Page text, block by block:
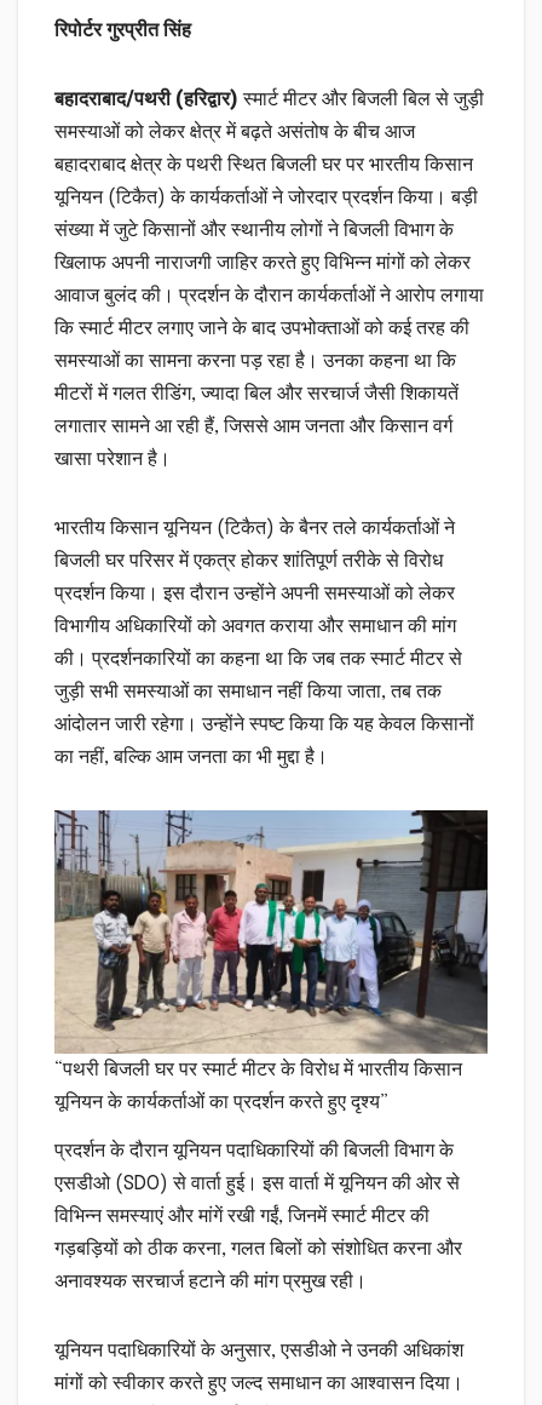
रिपोर्टर गुरप्रीत सिंह
बहादराबाद/पथरी (हरिद्वार) स्मार्ट मीटर और बिजली बिल से जुड़ी
समस्याओं को लेकर क्षेत्र में बढ़ते असंतोष के बीच आज
बहादराबाद क्षेत्र के पथरी स्थित बिजली घर पर भारतीय किसान
यूनियन (टिकैत) के कार्यकर्ताओं ने जोरदार प्रदर्शन किया। बड़ी
संख्या में जुटे किसानों और स्थानीय लोगों ने बिजली विभाग के
खिलाफ अपनी नाराजगी जाहिर करते हुए विभिन्न मांगों को लेकर
आवाज बुलंद की। प्रदर्शन के दौरान कार्यकर्ताओं ने आरोप लगाया
कि स्मार्ट मीटर लगाए जाने के बाद उपभोक्ताओं को कई तरह की
समस्याओं का सामना करना पड़ रहा है। उनका कहना था कि
मीटरों में गलत रीडिंग, ज्यादा बिल और सरचार्ज जैसी शिकायतें
लगातार सामने आ रही हैं, जिससे आम जनता और किसान वर्ग
खासा परेशान है।
भारतीय किसान यूनियन (टिकैत) के बैनर तले कार्यकर्ताओं ने
बिजली घर परिसर में एकत्र होकर शांतिपूर्ण तरीके से विरोध
प्रदर्शन किया। इस दौरान उन्होंने अपनी समस्याओं को लेकर
विभागीय अधिकारियों को अवगत कराया और समाधान की मांग
की। प्रदर्शनकारियों का कहना था कि जब तक स्मार्ट मीटर से
जुड़ी सभी समस्याओं का समाधान नहीं किया जाता, तब तक
आंदोलन जारी रहेगा। उन्होंने स्पष्ट किया कि यह केवल किसानों
का नहीं, बल्कि आम जनता का भी मुद्दा है।
“पथरी बिजली घर पर स्मार्ट मीटर के विरोध में भारतीय किसान
यूनियन के कार्यकर्ताओं का प्रदर्शन करते हुए दृश्य”
प्रदर्शन के दौरान यूनियन पदाधिकारियों की बिजली विभाग के
एसडीओ (SDO) से वार्ता हुई। इस वार्ता में यूनियन की ओर से
विभिन्न समस्याएं और मांगें रखी गईं, जिनमें स्मार्ट मीटर की
गड़बड़ियों को ठीक करना, गलत बिलों को संशोधित करना और
अनावश्यक सरचार्ज हटाने की मांग प्रमुख रही।
यूनियन पदाधिकारियों के अनुसार, एसडीओ ने उनकी अधिकांश
मांगों को स्वीकार करते हुए जल्द समाधान का आश्वासन दिया।